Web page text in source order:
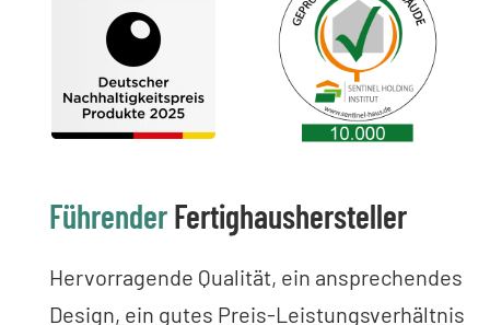
FührenderFertighaushersteller
Hervorragende Qualität, ein ansprechendes
Design, ein gutes Preis-Leistungsverhältnis